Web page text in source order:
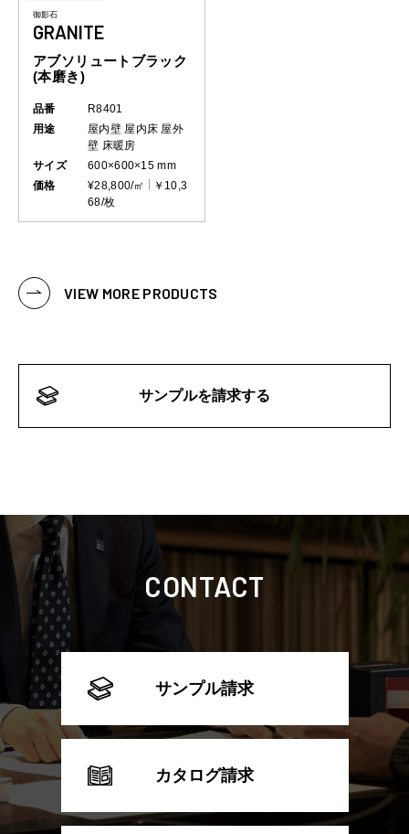
御影石
GRANITE
アブソリュートブラック
(本磨き)
品番
R8401
用途
屋内壁 屋内床 屋外
壁 床暖房
サイズ
600×600×15 mm
価格
¥28,800/㎡
￥10,3
68/枚
VIEW MORE PRODUCTS
サンプルを請求する
CONTACT
サンプル請求
カタログ請求